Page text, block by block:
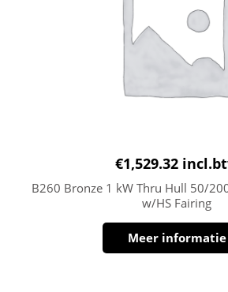
€1,529.32
B260 Bronze 1 kW Thru Hull 50/
w/HS Fairing
Meer informatie